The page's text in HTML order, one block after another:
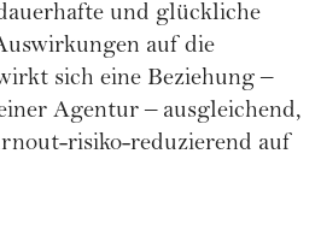
und glückliche
auf die
sich eine Beziehung –
Agentur – ausgleichend,
risiko-reduzierend auf